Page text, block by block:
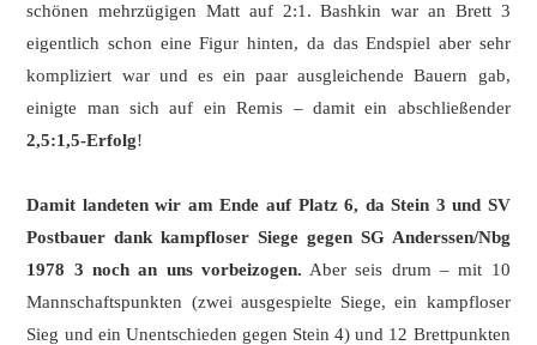
schönen mehrzügigen Matt auf 2:1. Bashkin war an Brett 3
eigentlich schon eine Figur hinten, da das Endspiel aber sehr
kompliziert war und es ein paar ausgleichende Bauern gab,
einigte man sich auf ein Remis – damit ein abschließender
2,5:1,5-Erfolg!
Damit landeten wir am Ende auf Platz 6, da Stein 3 und SV
Postbauer dank kampfloser Siege gegen SG Anderssen/Nbg
1978 3 noch an uns vorbeizogen. Aber seis drum – mit 10
Mannschaftspunkten (zwei ausgespielte Siege, ein kampfloser
Sieg und ein Unentschieden gegen Stein 4) und 12 Brettpunkten